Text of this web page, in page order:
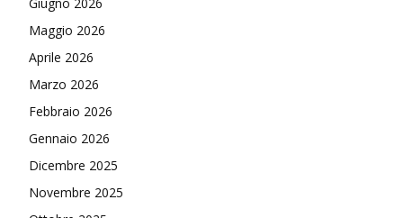
Maggio 2026
Aprile 2026
Marzo 2026
Febbraio 2026
Gennaio 2026
Dicembre 2025
Novembre 2025